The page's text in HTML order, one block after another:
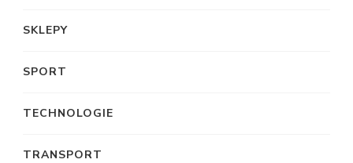
SKLEPY
SPORT
TECHNOLOGIE
TRANSPORT